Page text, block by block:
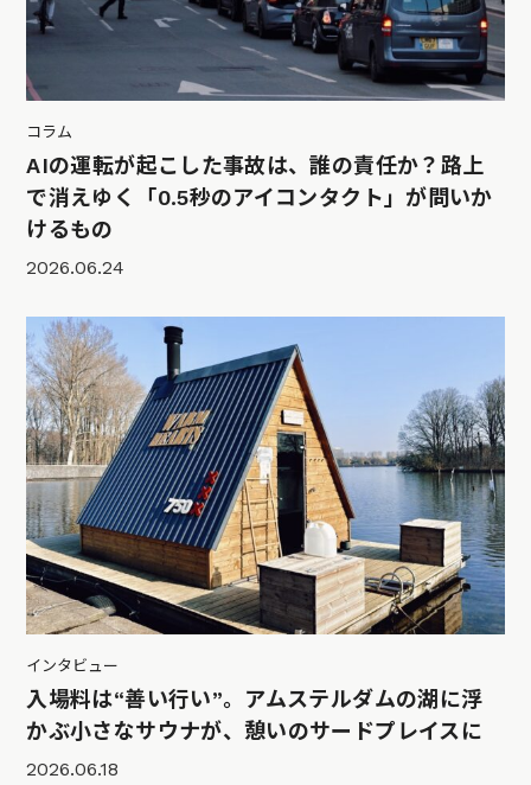
コラム
AIの運転が起こした事故は、誰の責任か？路上
で消えゆく「0.5秒のアイコンタクト」が問いか
けるもの
2026.06.24
インタビュー
入場料は“善い行い”。アムステルダムの湖に浮
かぶ小さなサウナが、憩いのサードプレイスに
2026.06.18